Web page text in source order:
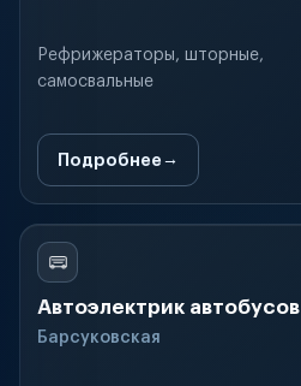
Рефрижераторы, шторные,
самосвальные
Подробнее
Автоэлектрик автобусов
Барсуковская